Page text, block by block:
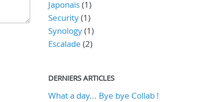
Japonais(1)
Security(1)
Synology(1)
Escalade (2)
DERNIERS ARTICLES
What a day... Bye bye Collab !